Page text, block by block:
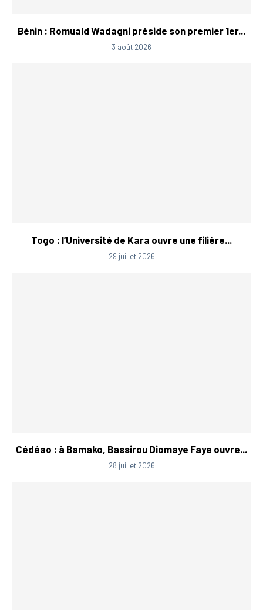
Bénin : Romuald Wadagni préside son premier 1er...
3 août 2026
Togo : l’Université de Kara ouvre une filière...
29 juillet 2026
Cédéao : à Bamako, Bassirou Diomaye Faye ouvre...
28 juillet 2026